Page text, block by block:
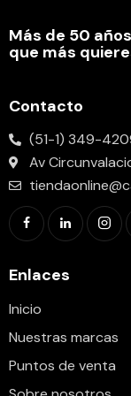
Más de 50
que más
Contacto
(51-1) 349-
Av
Enlaces
Inicio
Nuestras marcas
Puntos de venta